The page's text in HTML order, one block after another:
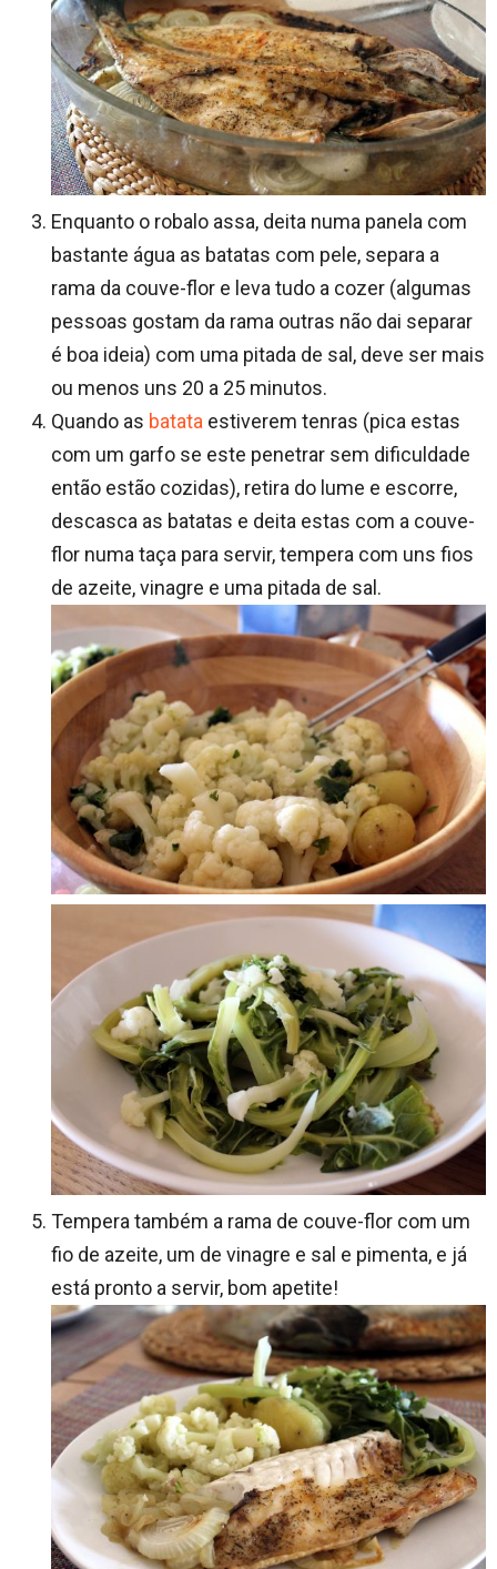
Enquanto o robalo assa, deita numa panela com
bastante água as batatas com pele, separa a
rama da couve-flor e leva tudo a cozer (algumas
pessoas gostam da rama outras não dai separar
é boa ideia) com uma pitada de sal, deve ser mais
ou menos uns 20 a 25 minutos.
Quando as batata estiverem tenras (pica estas
com um garfo se este penetrar sem dificuldade
então estão cozidas), retira do lume e escorre,
descasca as batatas e deita estas com a couve-
flor numa taça para servir, tempera com uns fios
de azeite, vinagre e uma pitada de sal.
Tempera também a rama de couve-flor com um
fio de azeite, um de vinagre e sal e pimenta, e já
está pronto a servir, bom apetite!